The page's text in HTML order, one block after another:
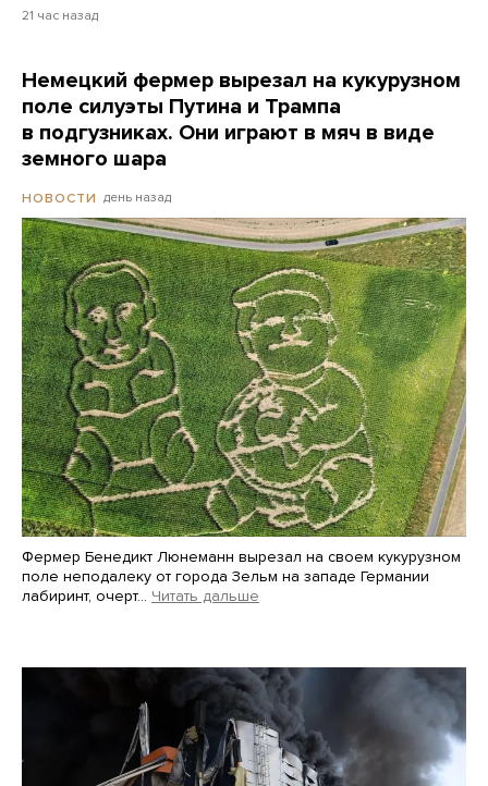
21 час назад
Немецкий фермер вырезал на кукурузном
поле силуэты Путина и Трампа
в подгузниках. Они играют в мяч в виде
земного шара
НОВОСТИ день назад
Фермер Бенедикт Люнеманн вырезал на своем кукурузном
поле неподалеку от города Зельм на западе Германии
лабиринт, очерт… Читать дальше